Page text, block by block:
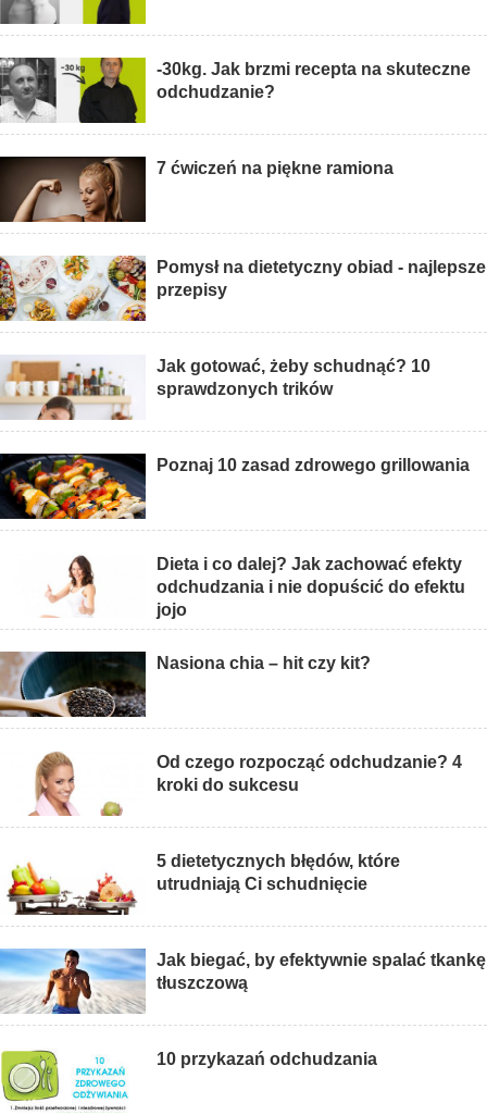
-30kg. Jak brzmi recepta na skuteczne
odchudzanie?
7 ćwiczeń na piękne ramiona
Pomysł na dietetyczny obiad - najlepsze
przepisy
Jak gotować, żeby schudnąć? 10
sprawdzonych trików
Poznaj 10 zasad zdrowego grillowania
Dieta i co dalej? Jak zachować efekty
odchudzania i nie dopuścić do efektu
jojo
Nasiona chia – hit czy kit?
Od czego rozpocząć odchudzanie? 4
kroki do sukcesu
5 dietetycznych błędów, które
utrudniają Ci schudnięcie
Jak biegać, by efektywnie spalać tkankę
tłuszczową
10 przykazań odchudzania